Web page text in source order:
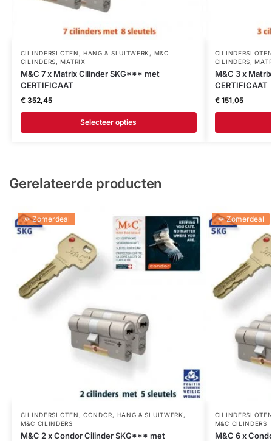
CILINDERSLOTEN , HANG & SLUITWERK , M&C
CILINDERS,MATRIX
M&C 7 x Matrix Cilinder SKG*** met
CERTIFICAAT
€352,45
Selecteer opties
CILINDERS,
M&C 3 x
CERTIFICAAT
€151,05
Gerelateerde producten
🌞 Zomerdeal
CILINDERSLOTEN , CONDOR, HANG & SLUITWERK ,
M&C CILINDERS
M&C 2 x Condor Cilinder SKG*** met
🌞 Zomerdeal
M&C CILINDERS
M&C 6 x